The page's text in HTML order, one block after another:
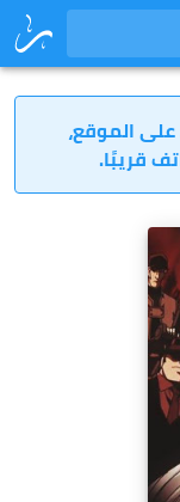
الموقع،
قريبًا.